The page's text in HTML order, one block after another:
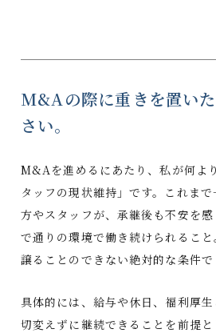
M&Aの際に重きを置い
さい。
M&Aを進めるにあたり、私が何よ
タッフの現状維持」です。これま
方やスタッフが、承継後も不安を
で通りの環境で働き続けられること
譲ることのできない絶対的な条件で
具体的には、給与や休日、福利厚
切変えずに継続できることを前提